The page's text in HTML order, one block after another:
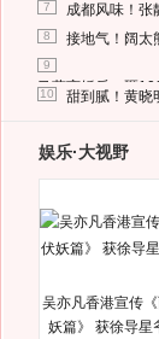
7 成都风味！张
8 接地气！阔太
9
马蓉离婚后，砸
10 甜到腻！黄晓
娱乐·大视野
吴亦凡香港宣传
妖篇》 获徐导星